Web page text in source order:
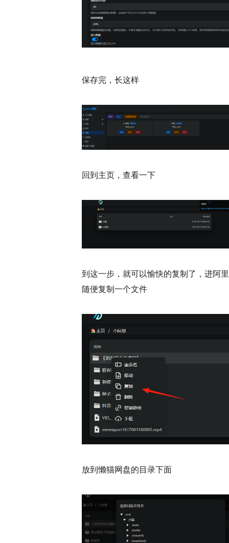
保存完，长这样
回到主页，查看一下
到这一步，就可以愉快的复制了，进阿里
随便复制一个文件
放到懒猫网盘的目录下面